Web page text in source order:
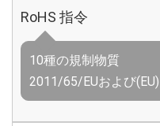
RoHS 指令
10種の規制物質
2011/65/EUおよび